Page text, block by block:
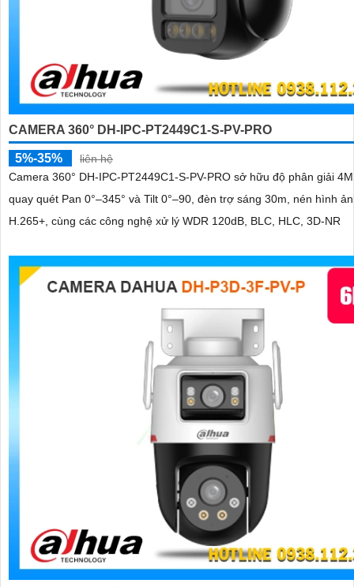
CAMERA 360° DH-IPC-PT2449C1-S-PV-PRO
5%-35%
liên hệ
Camera 360° DH-IPC-PT2449C1-S-PV-PRO sở hữu độ phân giải
quay quét Pan 0°–345° và Tilt 0°–90, đèn trợ sáng 30m, nén hình
H.265+, cùng các công nghệ xử lý WDR 120dB, BLC, HLC, 3D-NR